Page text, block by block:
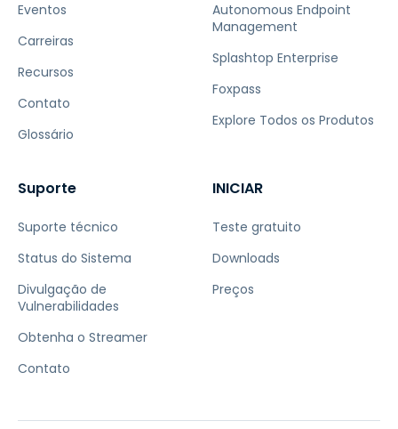
Eventos
Carreiras
Recursos
Contato
Glossário
Autonomous Endpoint
Management
Splashtop Enterprise
Foxpass
Explore Todos os Produtos
Suporte
Suporte técnico
Status do Sistema
Divulgação de
Vulnerabilidades
Obtenha o Streamer
Contato
INICIAR
Teste gratuito
Downloads
Preços